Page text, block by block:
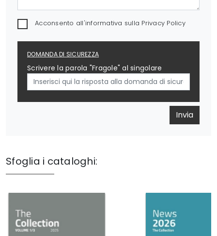
Acconsento all'informativa sulla Privacy Policy
DOMANDA DI SICUREZZA
Scrivere la parola "Fragole" al singolare
Invia
Sfoglia i cataloghi: